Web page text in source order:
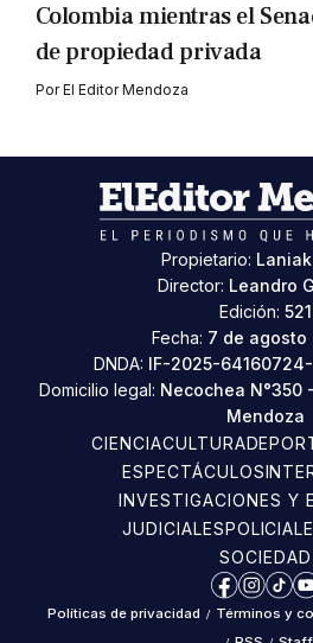
Colombia mientras el
de propiedad privada
PorEl Editor Mendoza
Propietario:
Director: Leandro
Edición: 521
Fecha: 7 de agosto
DNDA: IF-2025-64160724-
Domicilio legal: Necochea N°350
Mendoza
CIENCIACULTURA
ESPECTÁCULOS
INVESTIGACIONES Y
JUDICIALES
SOCIEDAD
Facebook
Políticas de privacidad / Términos y